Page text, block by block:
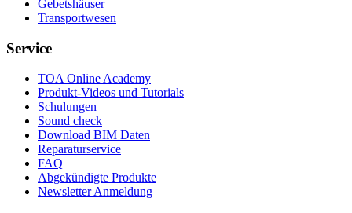
Gebetshäuser
Transportwesen
Service
TOA Online Academy
Produkt-Videos und Tutorials
Schulungen
Sound check
Download BIM Daten
Reparaturservice
FAQ
Abgekündigte Produkte
Newsletter Anmeldung